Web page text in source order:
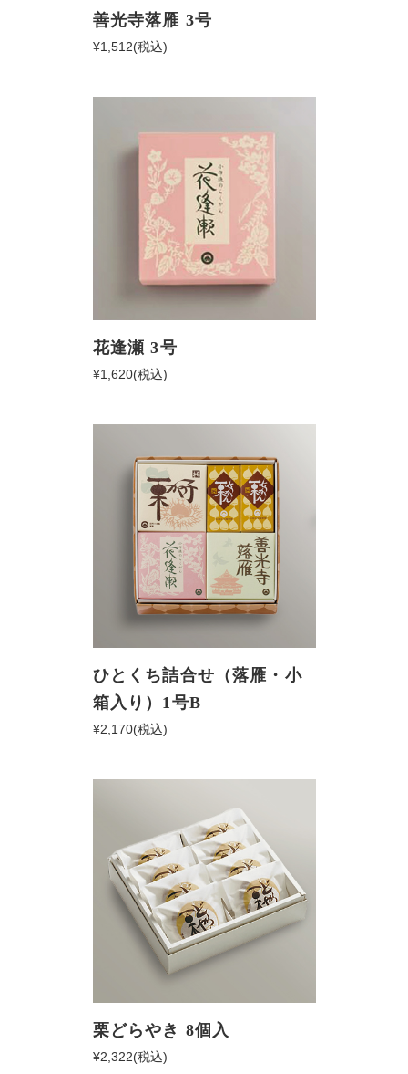
善光寺落雁 3号
¥1,512(税込)
花逢瀬 3号
¥1,620(税込)
ひとくち詰合せ（落雁・小
箱入り）1号B
¥2,170(税込)
栗どらやき 8個入
¥2,322(税込)